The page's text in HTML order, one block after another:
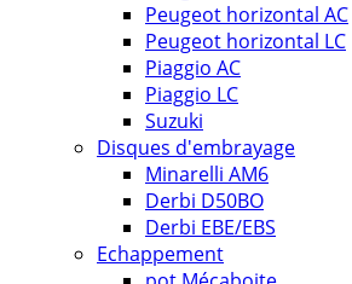
Peugeot horizontal AC
Peugeot horizontal LC
Piaggio AC
Piaggio LC
Suzuki
Disques d'embrayage
Minarelli AM6
Derbi D50BO
Derbi EBE/EBS
Echappement